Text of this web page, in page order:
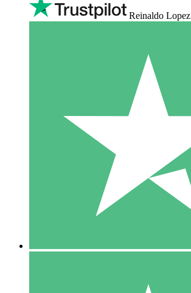
Reinaldo Lopez